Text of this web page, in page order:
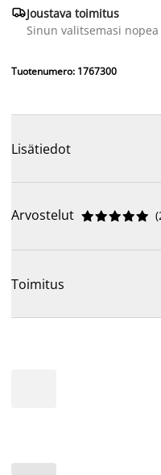
Joustava toimitus
Sinun valitsemasi
Tuotenumero: 1767300
Lisätiedot
Arvostelut 




 (
Toimitus